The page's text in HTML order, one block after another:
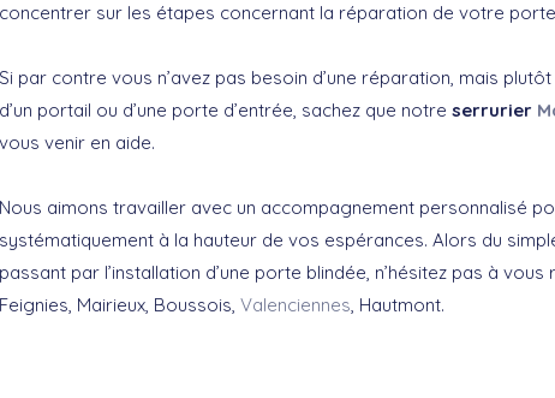
concentrer sur les étapes concernant la réparation de votre
Si par contre vous n’avez pas besoin d’une réparation, mais
d’un portail ou d’une porte d’entrée, sachez que notre serrurier
vous venir en aide.
Nous aimons travailler avec un accompagnement personnalisé
systématiquement à la hauteur de vos espérances. Alors du
passant par l’installation d’une porte blindée, n’hésitez pas à
Feignies, Mairieux, Boussois, Valenciennes, Hautmont.